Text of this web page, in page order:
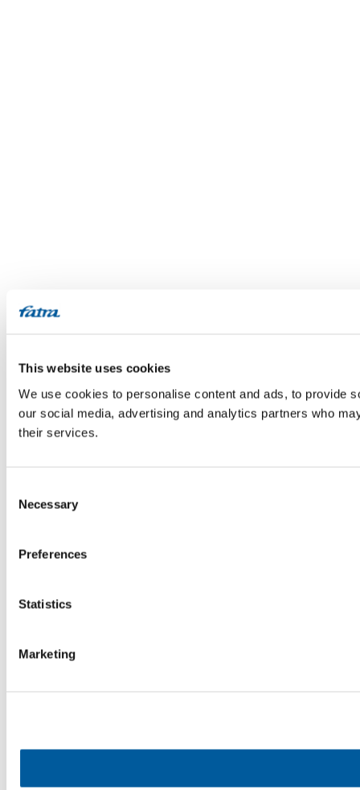
This website uses cookies
We use cookies to personalise content and ads, to provide
our social media, advertising and analytics partners who
their services.
Selection
Necessary
Preferences
Statistics
Marketing